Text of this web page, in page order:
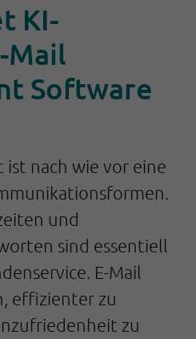
KI-
Mail
Software
ist nach wie vor eine
und
sind essentiell
E-Mail
, effizienter zu
zu